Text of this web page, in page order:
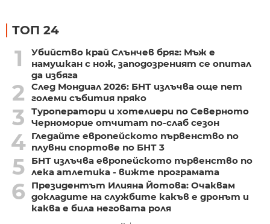
ТОП 24
1
Убийство край Слънчев бряг: Мъж е
намушкан с нож, заподозреният се опитал
да избяга
2
След Мондиал 2026: БНТ излъчва още пет
големи събития пряко
3
Туроператори и хотелиери по Северното
Черноморие отчитат по-слаб сезон
4 Гледайте европейското първенство по
плувни спортове по БНТ 3
5
БНТ излъчва европейското първенство по
лека атлетика - вижте програмата
6
Президентът Илияна Йотова: Очаквам
докладите на службите какъв е дронът и
каква е била неговата роля